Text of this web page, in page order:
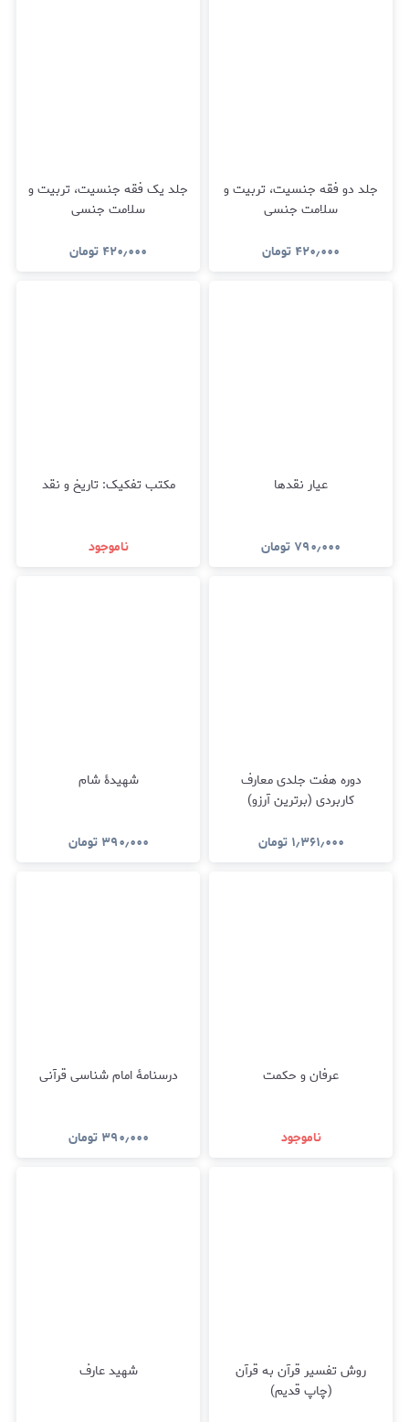
جلد دو فقه جنسیت، تربیت و
سلامت جنسی
۴۲۰٫۰۰۰ تومان
جلد یک فقه جنسیت، تربیت و
سلامت جنسی
۴۲۰٫۰۰۰ تومان
عیار نقدها
۷۹۰٫۰۰۰ تومان
مکتب تفکیک: تاریخ و نقد
ناموجود
دوره هفت جلدی معارف
کاربردی (برترین آرزو)
۱٫۳۶۱٫۰۰۰ تومان
شهیدۀ‌ شام
۳۹۰٫۰۰۰ تومان
عرفان و حکمت
ناموجود
درسنامۀ امام شناسی قرآنی
۳۹۰٫۰۰۰ تومان
روش تفسیر قرآن به قرآن
(چاپ قدیم)
شهید عارف